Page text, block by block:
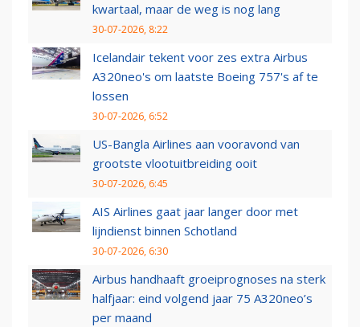
kwartaal, maar de weg is nog lang
30-07-2026, 8:22
Icelandair tekent voor zes extra Airbus
A320neo's om laatste Boeing 757's af te
lossen
30-07-2026, 6:52
US-Bangla Airlines aan vooravond van
grootste vlootuitbreiding ooit
30-07-2026, 6:45
AIS Airlines gaat jaar langer door met
lijndienst binnen Schotland
30-07-2026, 6:30
Airbus handhaaft groeiprognoses na sterk
halfjaar: eind volgend jaar 75 A320neo’s
per maand